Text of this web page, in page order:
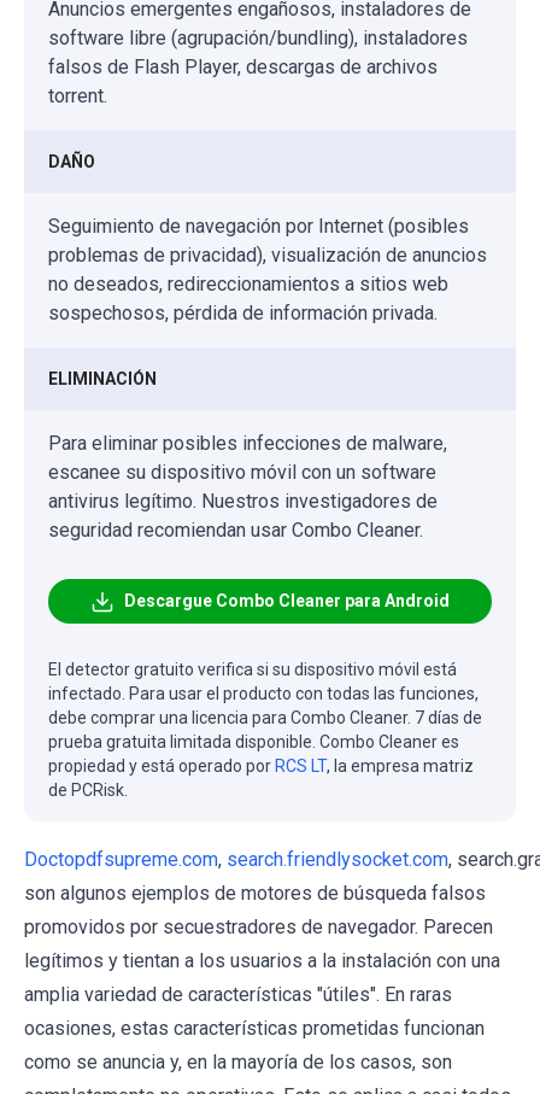
Anuncios emergentes engañosos, instaladores de
software libre (agrupación/bundling), instaladores
falsos de Flash Player, descargas de archivos
torrent.
DAÑO
Seguimiento de navegación por Internet (posibles
problemas de privacidad), visualización de anuncios
no deseados, redireccionamientos a sitios web
sospechosos, pérdida de información privada.
ELIMINACIÓN
Para eliminar posibles infecciones de malware,
escanee su dispositivo móvil con un software
antivirus legítimo. Nuestros investigadores de
seguridad recomiendan usar Combo Cleaner.
Descargue Combo Cleaner para Android
El detector gratuito verifica si su dispositivo móvil está
infectado. Para usar el producto con todas las funciones,
debe comprar una licencia para Combo Cleaner. 7 días de
prueba gratuita limitada disponible. Combo Cleaner es
propiedad y está operado por RCS LT, la empresa matriz
de PCRisk.
Doctopdfsupreme.com, search.friendlysocket.com,
son algunos ejemplos de motores de búsqueda falsos
promovidos por secuestradores de navegador. Parecen
legítimos y tientan a los usuarios a la instalación con una
amplia variedad de características "útiles". En raras
ocasiones, estas características prometidas funcionan
como se anuncia y, en la mayoría de los casos, son